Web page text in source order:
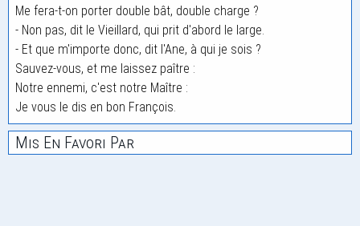
Me fera-t-on porter double bât, double charge ?
- Non pas, dit le Vieillard, qui prit d'abord le large.
- Et que m'importe donc, dit l'Ane, à qui je sois ?
Sauvez-vous, et me laissez paître :
Notre ennemi, c'est notre Maître :
Je vous le dis en bon François.
Mis En Favori Par